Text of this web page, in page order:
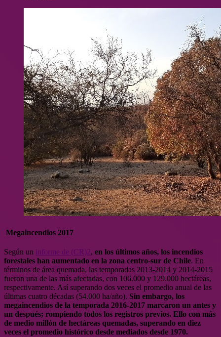
Megaincendios 2017
Según un informe de (CR)2 , en los últimos años, los incendios
forestales han aumentado en la zona centro-sur de Chile. En
términos de área quemada, las temporadas 2013-2014 y 2014-2015
fueron una de las más afectadas, con 106.000 y 129.000 hectáreas,
respectivamente. Así superando dos veces el promedio anual de las
últimas cuatro décadas (54.000 ha/año). Sin embargo, los
megaincendios de la temporada 2016-2017 marcaron un antes y
un después; rompiendo todos los registros previos. Ello con más
de medio millón de hectáreas quemadas, superando en diez
veces el promedio histórico desde mediados desde 1970.